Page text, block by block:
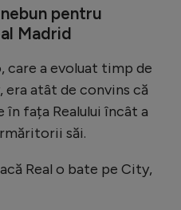
pentru
Madrid
care a evoluat timp de
era atât de convins că
în fața Realului încât a
săi.
Real o bate pe City,